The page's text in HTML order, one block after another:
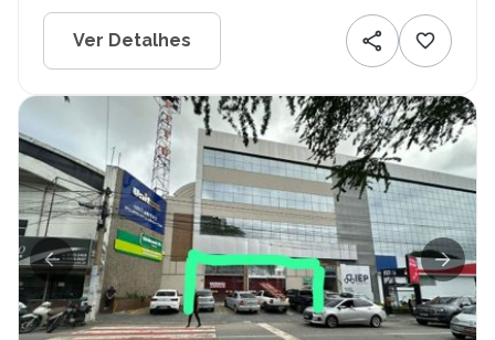
Ver Detalhes